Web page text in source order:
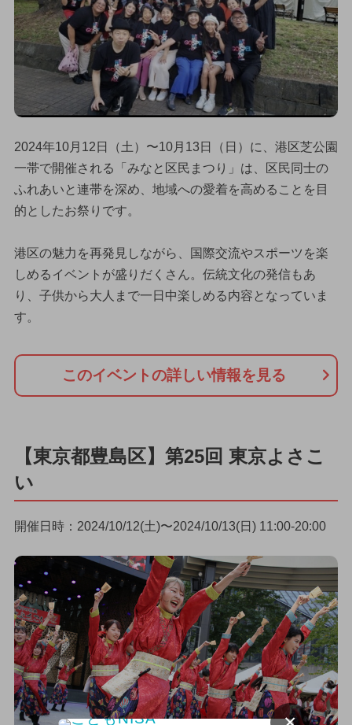
2024年10月12日（土）〜10月13日（日）に、港区芝公園
一帯で開催される「みなと区民まつり」は、区民同士の
ふれあいと連帯を深め、地域への愛着を高めることを目
的としたお祭りです。
港区の魅力を再発見しながら、国際交流やスポーツを楽
しめるイベントが盛りだくさん。伝統文化の発信もあ
り、子供から大人まで一日中楽しめる内容となっていま
す。
このイベントの詳しい情報を見る
【東京都豊島区】第25回 東京よさこ
い
開催日時：2024/10/12(土)〜2024/10/13(日) 11:00-20:00